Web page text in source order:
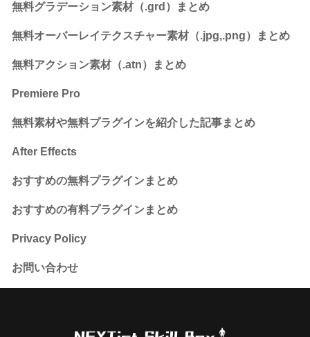
無料グラデーション素材（.grd）まとめ
無料オーバーレイテクスチャー素材（.jpg,.png）まとめ
無料アクション素材（.atn）まとめ
Premiere Pro
無料素材や無料プラグインを紹介した記事まとめ
After Effects
おすすめの無料プラグインまとめ
おすすめの有料プラグインまとめ
Privacy Policy
お問い合わせ